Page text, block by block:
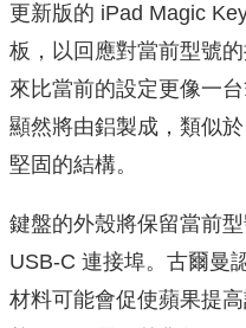
更新版的 iPad Magic
板，以回應對當前型號
來比當前的設定更像一
顯然將由鋁製成，類似
堅固的結構。
鍵盤的外殼將保留當前
USB-C 連接埠。古爾曼
材料可能會促使蘋果提